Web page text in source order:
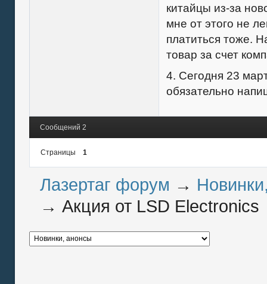
китайцы из-за
мне от этого не
платиться тоже.
товар за счет
4. Сегодня 23
обязательно
Сообщений 2
Страницы 1
Лазертаг форум →
→Акция от LSD Electronics